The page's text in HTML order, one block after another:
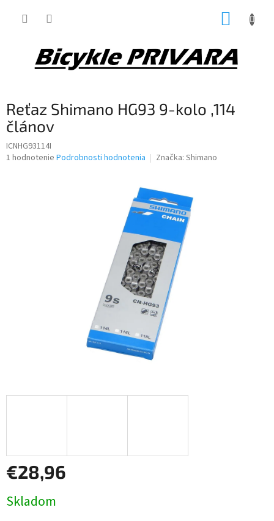
Reťaz Shimano HG93 9-kolo ,114
článov
ICNHG93114I
Priemerné
1 hodnotenie Podrobnosti hodnotenia Značka: Shimano
€28,96
cena:
Skladom